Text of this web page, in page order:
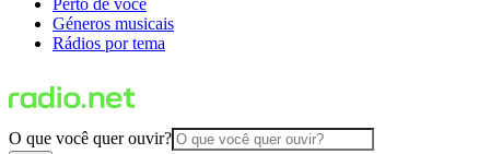
Perto de você
Géneros musicais
Rádios por tema
O que você quer ouvir?